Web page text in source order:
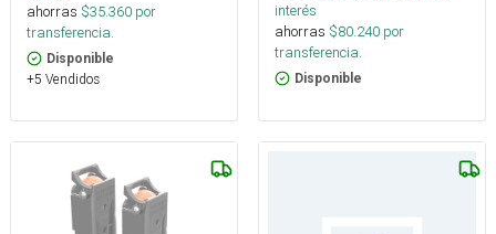
ahorras $35.360 por
transferencia.
Disponible
+5 Vendidos
interés
ahorras $80.240 por
transferencia.
Disponible